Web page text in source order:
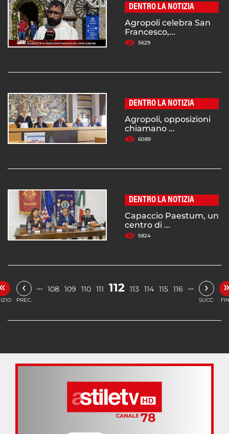
DENTRO LA NOTIZIA
Agropoli celebra San
Francesco,...
5629
DENTRO LA NOTIZIA
Agropoli, opposizioni
chiamano ...
6089
DENTRO LA NOTIZIA
Capaccio Paestum, un
centro di ...
5824
‹
PREC.
… 108 109 110 111 112 113 114 115 116 … ›
SUCC.